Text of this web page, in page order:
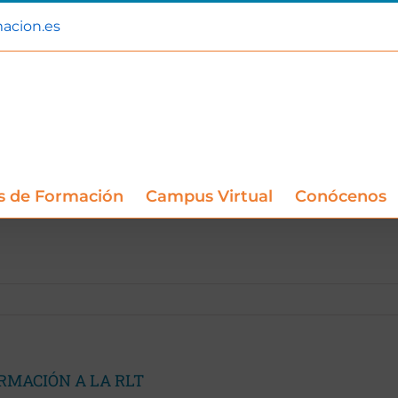
de Formación Campus Virtual Conócenos
A LA RLT